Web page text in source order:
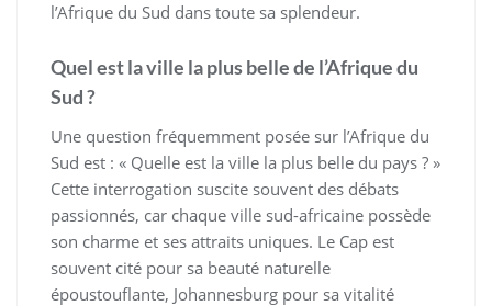
l’Afrique du Sud dans toute sa splendeur.
Quel est la ville la plus belle de l’Afrique du
Sud ?
Une question fréquemment posée sur l’Afrique du
Sud est : « Quelle est la ville la plus belle du pays ? »
Cette interrogation suscite souvent des débats
passionnés, car chaque ville sud-africaine possède
son charme et ses attraits uniques. Le Cap est
souvent cité pour sa beauté naturelle
époustouflante, Johannesburg pour sa vitalité